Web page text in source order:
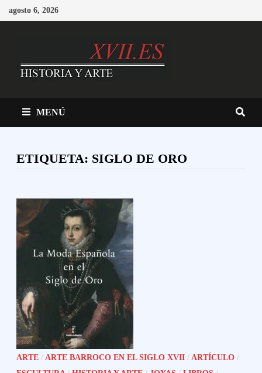
Saltar
al
agosto 6, 2026
MENÚ
ETIQUETA: SIGLO DE ORO
ARTE /ARTE BARROCO EN EL SIGLO XVII /ARTÍCULO /